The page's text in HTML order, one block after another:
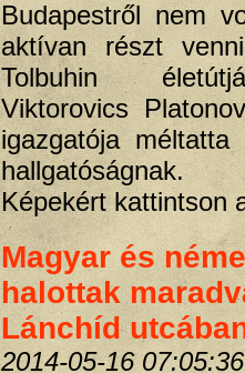
Budapestről nem
aktívan részt
Tolbuhin
Viktorovics
igazgatója
hallgatóságnak.
Képekért kattintson
Magyar és
halottak
Lánchíd
2014-05-16 07:05:36